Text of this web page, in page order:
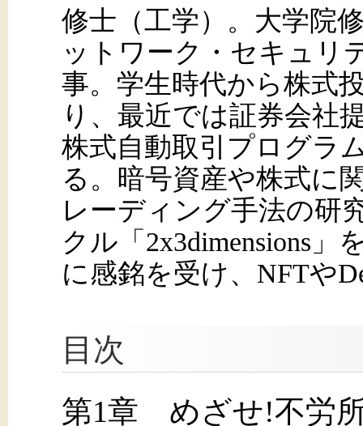
修士（工学）。大学院
ットワーク・セキュリ
事。学生時代から株式
り、最近では証券会社
株式自動取引プログラ
る。暗号資産や株式に
レーディング手法の研
クル「2x3dimensions」
に感銘を受け、NFTや
目次
第1章 めざせ!不労